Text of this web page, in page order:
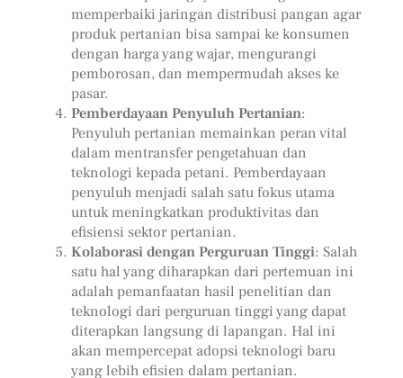
memperbaiki jaringan distribusi pangan agar
produk pertanian bisa sampai ke konsumen
dengan harga yang wajar, mengurangi
pemborosan, dan mempermudah akses ke
pasar.
Pemberdayaan Penyuluh Pertanian:
Penyuluh pertanian memainkan peran vital
dalam mentransfer pengetahuan dan
teknologi kepada petani. Pemberdayaan
penyuluh menjadi salah satu fokus utama
untuk meningkatkan produktivitas dan
efisiensi sektor pertanian.
Kolaborasi dengan Perguruan Tinggi: Salah
satu hal yang diharapkan dari pertemuan ini
adalah pemanfaatan hasil penelitian dan
teknologi dari perguruan tinggi yang dapat
diterapkan langsung di lapangan. Hal ini
akan mempercepat adopsi teknologi baru
yang lebih efisien dalam pertanian.